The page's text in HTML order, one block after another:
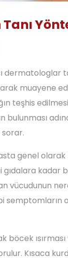
dermatologlar
muayene
teşhis
bulunması
genel olarak
kadar
vücudunun
semptomların
böcek ısırması
Kısaca